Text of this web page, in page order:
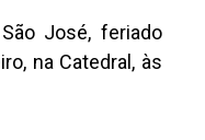
José, feriado
na Catedral, às